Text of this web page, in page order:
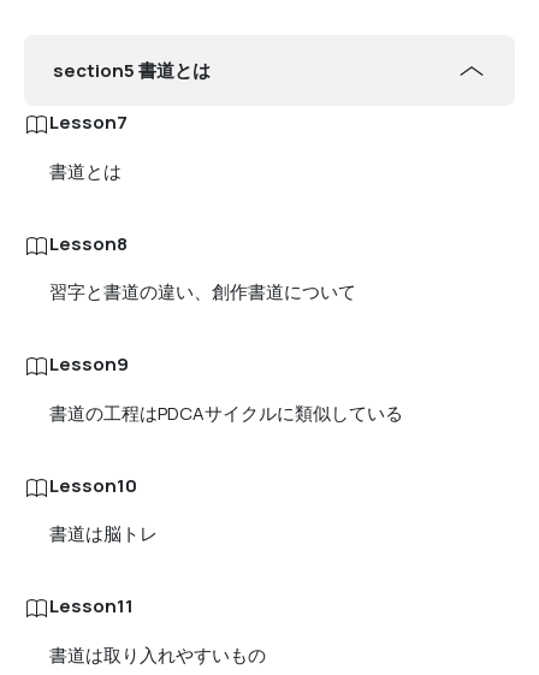
section5 書道とは
Lesson7
書道とは
Lesson8
習字と書道の違い、創作書道について
Lesson9
書道の工程はPDCAサイクルに類似している
Lesson10
書道は脳トレ
Lesson11
書道は取り入れやすいもの